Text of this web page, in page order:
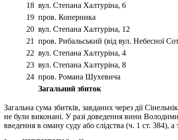
18 вул. Степана Халтуріна, 6
19 пров. Коперника
20 вул. Степана Халтуріна, 12
21
пров. Рибальський (від вул. Небесної
22 вул. Степана Халтуріна, 4
23 вул. Степана Халтуріна, 8
24 пров. Романа Шухевича
Загальний збиток
Загальна сума збитків, завданих через дії
не були виконані. У разі доведення вини
введення в оману суду або слідства (ч. 1 ст.